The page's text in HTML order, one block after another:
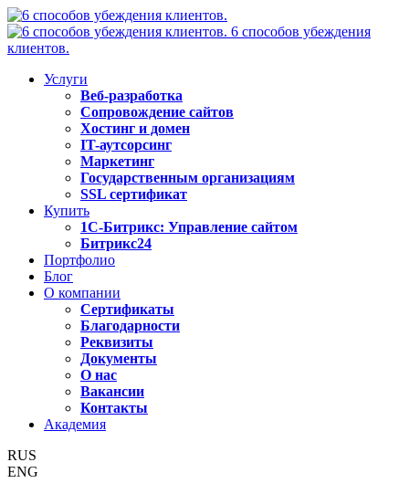
6 способов убеждения
клиентов.
Услуги
Веб-разработка
Сопровождение сайтов
Хостинг и домен
IT-аутсорсинг
Маркетинг
Государственным организациям
SSL сертификат
Купить
1С-Битрикс: Управление сайтом
Битрикс24
Портфолио
Блог
О компании
Сертификаты
Благодарности
Реквизиты
Документы
О нас
Вакансии
Контакты
Академия
RUS
ENG